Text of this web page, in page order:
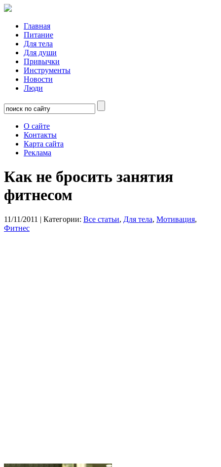
Главная
Питание
Для тела
Для души
Привычки
Инструменты
Новости
Люди
О сайте
Контакты
Карта сайта
Реклама
Как не бросить занятия
фитнесом
11/11/2011 | Категории: Все статьи, Для тела, Мотивация,
Фитнес